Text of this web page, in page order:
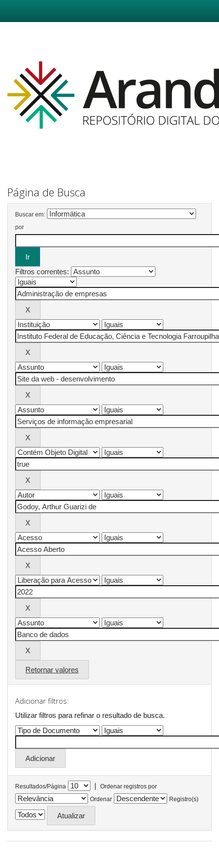
Página de Busca
Buscar em:
por
Filtros correntes:
Retornar valores
Adicionar filtros:
Utilizar filtros para refinar o resultado de busca.
Resultados/Página |
Ordenar registros por
Ordenar
Registro(s)